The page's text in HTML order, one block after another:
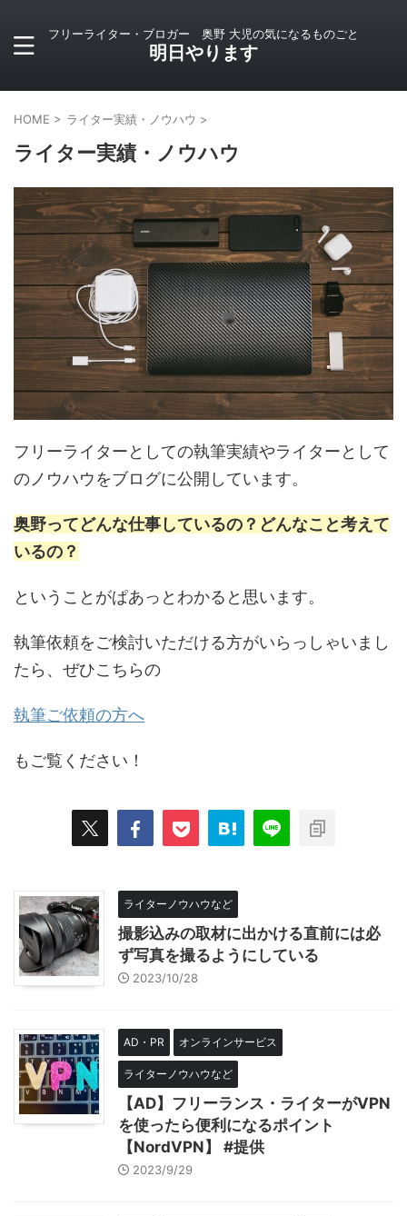
フリーライター・ブロガー 奥野 大児の気になるものごと
明日やります
HOME > ライター実績・ノウハウ >
ライター実績・ノウハウ
フリーライターとしての執筆実績やライターとして
のノウハウをブログに公開しています。
奥野ってどんな仕事しているの？どんなこと考えて
いるの？
ということがぱあっとわかると思います。
執筆依頼をご検討いただける方がいらっしゃいまし
たら、ぜひこちらの
執筆ご依頼の方へ
もご覧ください！
ライターノウハウなど
撮影込みの取材に出かける直前には必
ず写真を撮るようにしている
2023/10/28
AD・PR オンラインサービス
ライターノウハウなど
【AD】フリーランス・ライターがVPN
を使ったら便利になるポイント
【NordVPN】 #提供
2023/9/29